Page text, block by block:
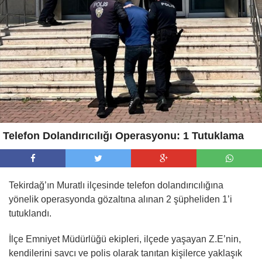
Telefon Dolandırıcılığı Operasyonu: 1 Tutuklama
Tekirdağ’ın Muratlı ilçesinde telefon dolandırıcılığına
yönelik operasyonda gözaltına alınan 2 şüpheliden 1’i
tutuklandı.
İlçe Emniyet Müdürlüğü ekipleri, ilçede yaşayan Z.E’nin,
kendilerini savcı ve polis olarak tanıtan kişilerce yaklaşık